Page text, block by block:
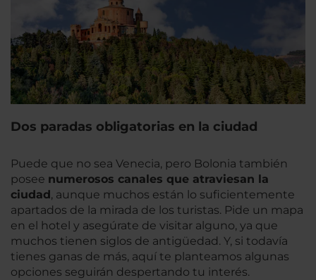
Dos paradas obligatorias en la ciudad
Puede que no sea Venecia, pero Bolonia también
posee numerosos canales que atraviesan la
ciudad, aunque muchos están lo suficientemente
apartados de la mirada de los turistas. Pide un mapa
en el hotel y asegúrate de visitar alguno, ya que
muchos tienen siglos de antigüedad. Y, si todavía
tienes ganas de más, aquí te planteamos algunas
opciones seguirán despertando tu interés.